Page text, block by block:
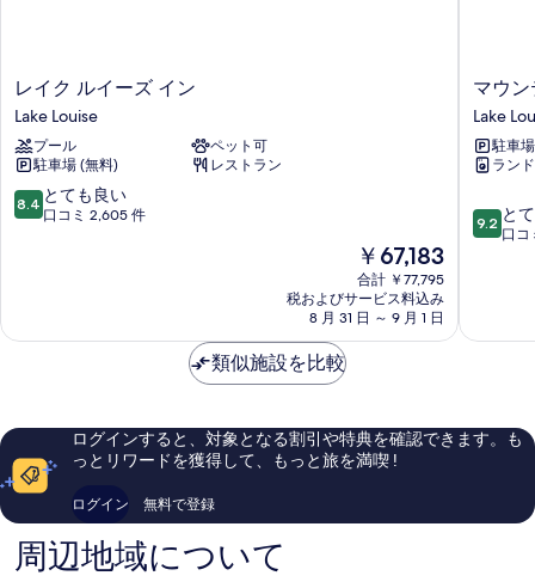
レ
イ
ク
ル
イ
ー
ズ
レイク ルイーズ イン
Lake Louise
プール
ペット可
駐車場 (無料)
レストラン
10
段
も
コ
2,605
件
の
口
8.4 とても良い
口コミ 2,605 件
現
在
の
料
金
￥67,183
合計 ￥77,795
税およびサービス料込み
8 月 31 日 ～ 9 月 1 日
マ
ウ
ン
テ
イ
ー
ロ
マウ
Lake
駐車
ラン
10
段
て
ら
し
9.2 と
口コ
類似施設を比較
ログインすると、対象となる割引や特典を確認できます。も
っとリワードを獲得して、もっと旅を満喫 !
ログイン 無料で登録
周辺地域について